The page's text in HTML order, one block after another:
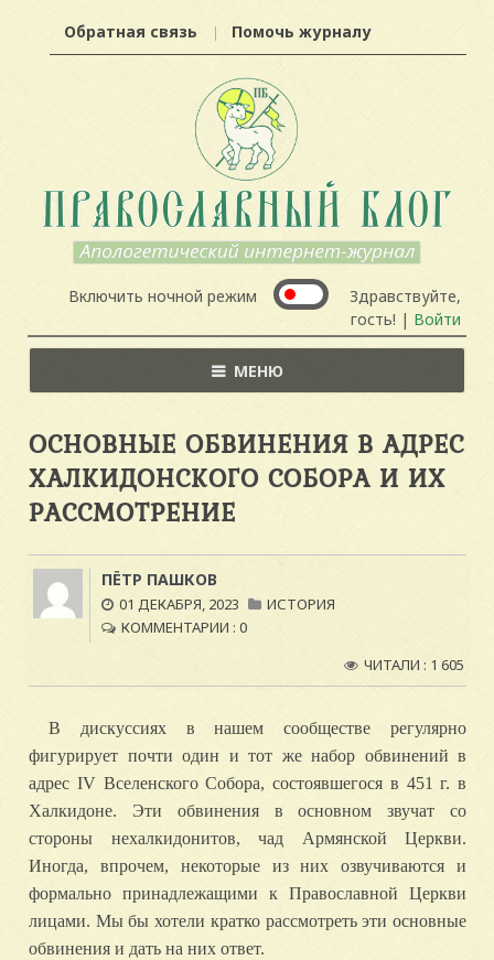
Обратная связь Помочь журналу
Включить ночной режим
Здравствуйте,
гость! | Войти
МЕНЮ
ОСНОВНЫЕ ОБВИНЕНИЯ В АДРЕС
ХАЛКИДОНСКОГО СОБОРА И ИХ
РАССМОТРЕНИЕ
ПЁТР ПАШКОВ
01 ДЕКАБРЯ, 2023
ИСТОРИЯ
КОММЕНТАРИИ : 0
ЧИТАЛИ : 1 605
В дискуссиях в нашем сообществе регулярно
фигурирует почти один и тот же набор обвинений в
адрес IV Вселенского Собора, состоявшегося в 451 г. в
Халкидоне. Эти обвинения в основном звучат со
стороны нехалкидонитов, чад Армянской Церкви.
Иногда, впрочем, некоторые из них озвучиваются и
формально принадлежащими к Православной Церкви
лицами. Мы бы хотели кратко рассмотреть эти основные
обвинения и дать на них ответ.